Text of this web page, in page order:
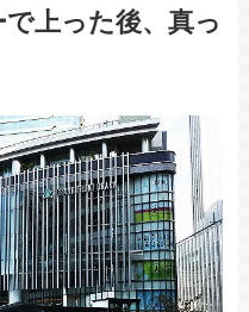
上った後、真っ